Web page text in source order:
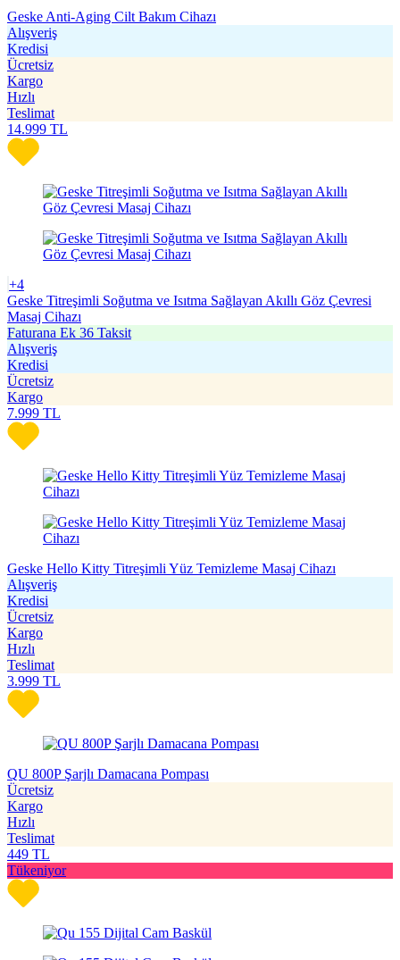
Geske Anti-Aging Cilt Bakım Cihazı
Alışveriş
Kredisi
Ücretsiz
Kargo
Hızlı
Teslimat
14.999 TL
+4
Geske Titreşimli Soğutma ve Isıtma Sağlayan Akıllı Göz Çevresi
Masaj Cihazı
Faturana Ek 36 Taksit
Alışveriş
Kredisi
Ücretsiz
Kargo
7.999 TL
Geske Hello Kitty Titreşimli Yüz Temizleme Masaj Cihazı
Alışveriş
Kredisi
Ücretsiz
Kargo
Hızlı
Teslimat
3.999 TL
QU 800P Şarjlı Damacana Pompası
Ücretsiz
Kargo
Hızlı
Teslimat
449 TL
Tükeniyor